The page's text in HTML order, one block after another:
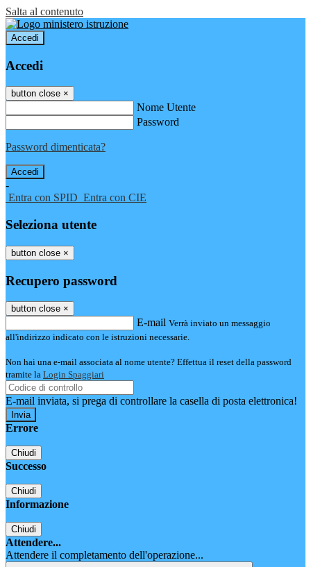
Salta al contenuto
Accedi
Accedi
button close ×
Nome Utente
Password
Password dimenticata?
-
Entra con SPID Entra con CIE
Seleziona utente
button close ×
Recupero password
button close ×
E-mail Verrà inviato un messaggio
all'indirizzo indicato con le istruzioni necessarie.
Non hai una e-mail associata al nome utente? Effettua il reset della password
tramite la Login Spaggiari
E-mail inviata, si prega di controllare la casella di posta elettronica!
Errore
Chiudi
Successo
Chiudi
Informazione
Chiudi
Attendere...
Attendere il completamento dell'operazione...